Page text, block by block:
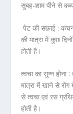
सुबह-शाम पीने से
पेट की सफ़ाई :
की मात्रा में कुछ
होती है।
त्वचा का सुन्न होना :
मात्रा में खाने से
से त्वचा एवं रस
होती है।